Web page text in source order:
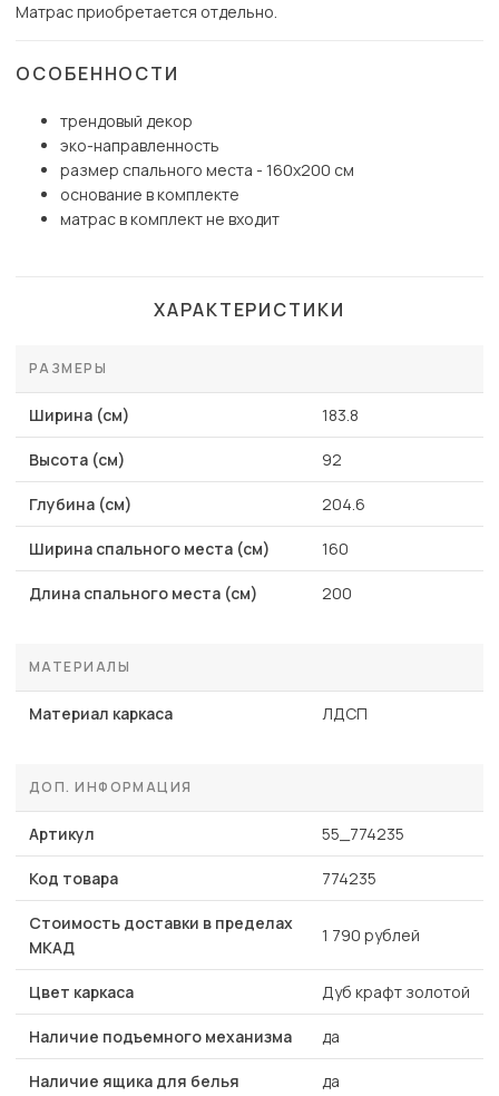
Матрас приобретается отдельно.
ОСОБЕННОСТИ
трендовый декор
эко-направленность
размер спального места - 160х200 см
основание в комплекте
матрас в комплект не входит
ХАРАКТЕРИСТИКИ
РАЗМЕРЫ
Ширина (см) 183.8
Высота (см) 92
Глубина (см) 204.6
Ширина спального места (см) 160
Длина спального места (см) 200
МАТЕРИАЛЫ
Материал каркаса ЛДСП
ДОП. ИНФОРМАЦИЯ
Артикул 55_774235
Код товара 774235
Стоимость доставки в пределах
МКАД
1 790 рублей
Цвет каркаса Дуб крафт золотой
Наличие подъемного механизма да
Наличие ящика для белья да